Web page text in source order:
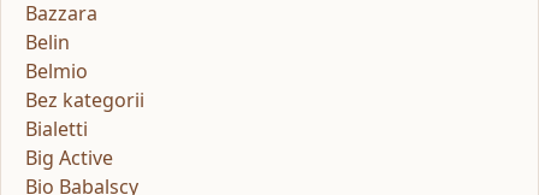
Bazzara
Belin
Belmio
Bez kategorii
Bialetti
Big Active
Bio Babalscy